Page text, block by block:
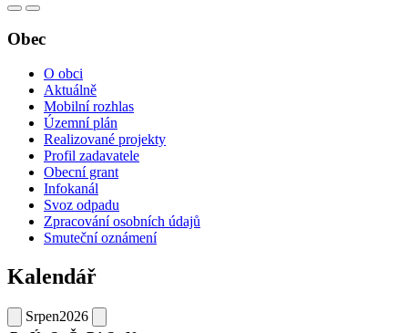
Obec
O obci
Aktuálně
Mobilní rozhlas
Územní plán
Realizované projekty
Profil zadavatele
Obecní grant
Infokanál
Svoz odpadu
Zpracování osobních údajů
Smuteční oznámení
Kalendář
Srpen2026